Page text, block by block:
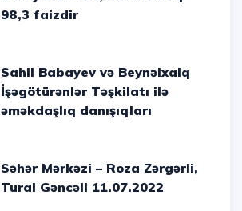
98,3 faizdir
Sahil Babayev və Beynəlxalq
İşəgötürənlər Təşkilatı ilə
əməkdaşlıq danışıqları
Səhər Mərkəzi – Roza Zərgərli,
Tural Gəncəli 11.07.2022